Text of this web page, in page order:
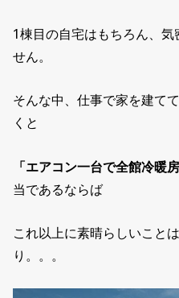
1棟目の自宅はもちろん、
せん。
そんな中、仕事で家を建て
くと
「エアコン一台で全館冷暖
当であるならば
これ以上に素晴らしいこと
り。。。